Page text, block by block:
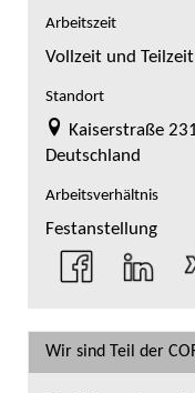
Arbeitszeit
Vollzeit und Teilzeit
Standort
Kaiserstraße
Deutschland
Arbeitsverhältnis
Festanstellung
Wir sind Teil der